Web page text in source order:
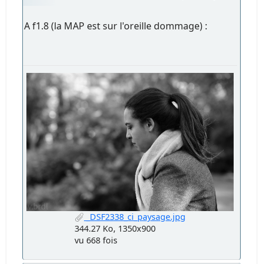
A f1.8 (la MAP est sur l'oreille dommage) :
_DSF2338_ci_paysage.jpg
344.27 Ko, 1350x900
vu 668 fois